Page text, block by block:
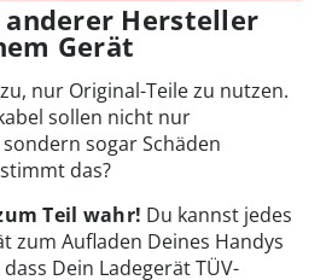
anderer Hersteller
Gerät
nur Original-Teile zu nutzen.
sollen nicht nur
sogar Schäden
das?
Teil wahr! Du kannst jedes
zum Aufladen Deines Handys
Dein Ladegerät TÜV-